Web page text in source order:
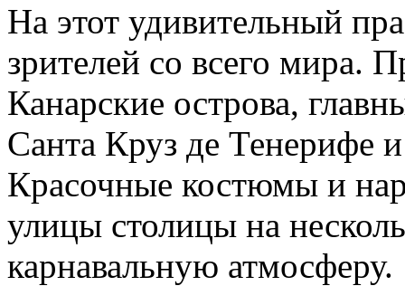
На этот удивительный
зрителей со всего мира.
Канарские острова,
Санта Круз де Тенерифе
Красочные костюмы и
улицы столицы на
карнавальную атмосферу.